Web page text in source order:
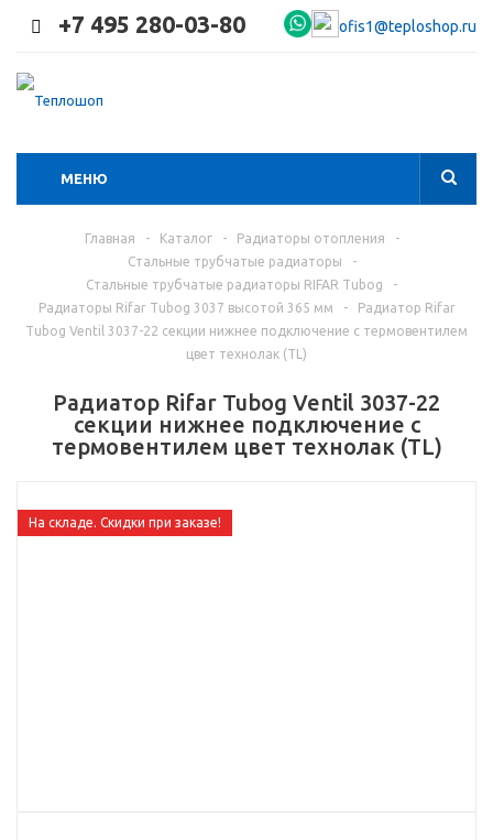
+7 495 280-03-80 ofis1@teploshop.ru
МЕНЮ
Главная - Каталог - Радиаторы отопления
-
Стальные трубчатые радиаторы
-
Стальные трубчатые радиаторы RIFAR Tubog
-
Радиаторы Rifar Tubog 3037 высотой 365 мм
-
Радиатор Rifar
Tubog Ventil 3037-22 секции нижнее подключение с термовентилем
цвет технолак (TL)
Радиатор Rifar Tubog Ventil 3037-22
секции нижнее подключение с
термовентилем цвет технолак (TL)
На складе. Скидки при заказе!